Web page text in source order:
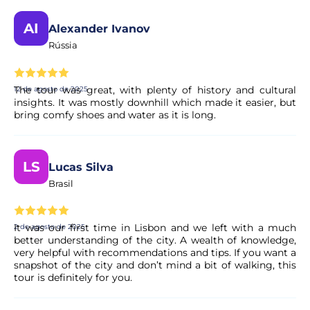
A minha reserva é confirmada
imediatamente?
Sim, a sua reserva é processada de imediato. O nosso
parceiro procede a uma validação rápida para garantir a
disponibilidade da experiência. Em poucos momentos,
recebe a confirmação no seu e-mail.
O pagamento é seguro?
sistemas de pagamento seguros e encriptados,
garantindo total proteção dos seus dados pessoais e
financeiros.
AI Alexander Ivanov
Rússia
12 de agosto de 2025
The tour was great, with plenty of history and cultural
insights. It was mostly downhill which made it easier, but
bring comfy shoes and water as it is long.
LS Lucas Silva
Brasil
2 de agosto de 2025
It was our first time in Lisbon and we left with a much
better understanding of the city. A wealth of knowledge,
very helpful with recommendations and tips. If you want a
snapshot of the city and don’t mind a bit of walking, this
tour is definitely for you.